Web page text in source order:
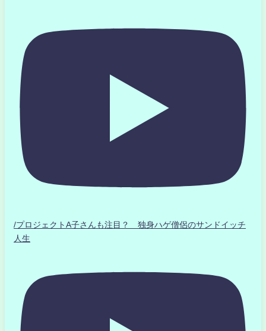
/プロジェクトA子さんも注目？ 独身ハゲ僧侶のサンドイッチ
人生